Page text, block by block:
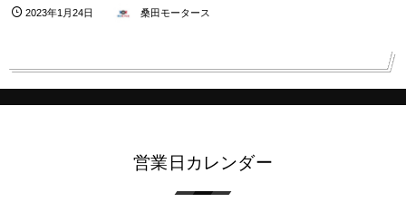
2023年1月24日 桑田モータース
営業日カレンダー